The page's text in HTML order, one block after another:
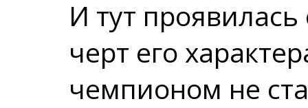
И тут
черт его
чемпионом не